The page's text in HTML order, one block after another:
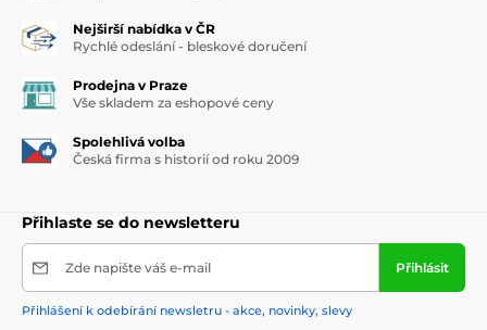
Nejširší nabídka v ČR
Rychlé odeslání - bleskové doručení
Prodejna v Praze
Vše skladem za eshopové ceny
Spolehlivá volba
Česká firma s historií od roku 2009
Přihlaste se do newsletteru
Zde napište váš e-mail Přihlásit
Přihlášení k odebírání newsletru - akce, novinky, slevy